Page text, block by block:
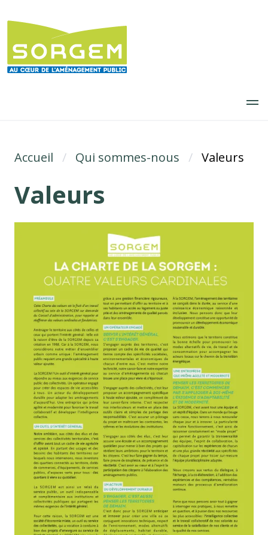
au
principal
Fil d'Ariane
Accueil Qui sommes-nous Valeurs
Valeurs